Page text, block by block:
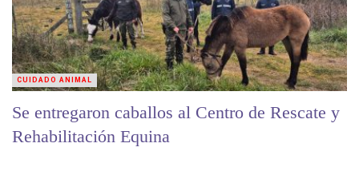
Se entregaron caballos al Centro de Rescate y
Rehabilitación Equina
CUIDADO ANIMAL